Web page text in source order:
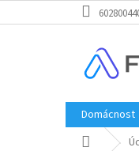
na
Domácnost
Domů